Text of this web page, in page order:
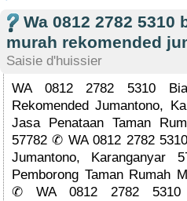
Wa 0812 2782
murah rekomended
Saisie d'huissier
WA 0812 2782 5310
Rekomended Jumantono,
Jasa Penataan Taman
57782 ✆ WA 0812 2782
Jumantono,
Pemborong Taman Rumah
✆ WA 0812 2782 5310